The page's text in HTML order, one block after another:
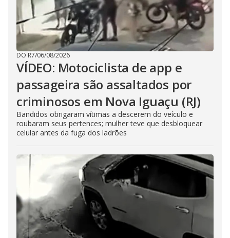
DO R7/06/08/2026
VÍDEO: Motociclista de app e
passageira são assaltados por
criminosos em Nova Iguaçu (RJ)
Bandidos obrigaram vítimas a descerem do veículo e
roubaram seus pertences; mulher teve que desbloquear
celular antes da fuga dos ladrões